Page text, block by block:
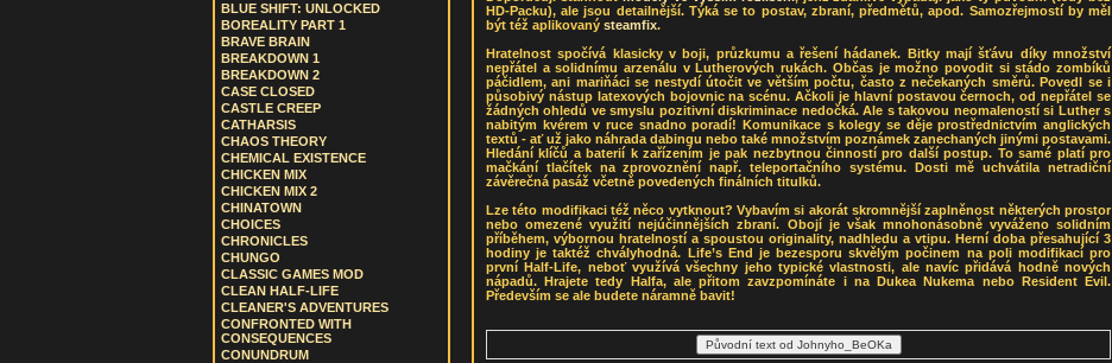
BLUE SHIFT: UNLOCKED
BOREALITY PART 1
BRAVE BRAIN
BREAKDOWN 1
BREAKDOWN 2
CASE CLOSED
CASTLE CREEP
CATHARSIS
CHAOS THEORY
CHEMICAL EXISTENCE
CHICKEN MIX
CHICKEN MIX 2
CHINATOWN
CHOICES
CHRONICLES
CHUNGO
CLASSIC GAMES MOD
CLEAN HALF-LIFE
CLEANER'S ADVENTURES
CONFRONTED WITH
CONSEQUENCES
CONUNDRUM
HD-Packu), ale jsou detailnější. Týká se to postav, zbraní, předmětů, apod. Samozřejmostí by měl
být též aplikovaný steamfix.
Hratelnost spočívá klasicky v boji, průzkumu a řešení hádanek. Bitky mají šťávu díky množství
nepřátel a solidnímu arzenálu v Lutherových rukách. Občas je možno povodit si stádo zombíků
páčidlem, ani mariňáci se nestydí útočit ve větším počtu, často z nečekaných směrů. Povedl se i
působivý nástup latexových bojovnic na scénu. Ačkoli je hlavní postavou černoch, od nepřátel se
žádných ohledů ve smyslu pozitivní diskriminace nedočká. Ale s takovou neomaleností si Luther s
nabitým kvérem v ruce snadno poradí! Komunikace s kolegy se děje prostřednictvím anglických
textů - ať už jako náhrada dabingu nebo také množstvím poznámek zanechaných jinými postavami.
Hledání klíčů a baterií k zařízením je pak nezbytnou činností pro další postup. To samé platí pro
mačkání tlačítek na zprovoznění např. teleportačního systému. Dosti mě uchvátila netradiční
závěrečná pasáž včetně povedených finálních titulků.
Lze této modifikaci též něco vytknout? Vybavím si akorát skromnější zaplněnost některých prostor
nebo omezené využití nejúčinnějších zbraní. Obojí je však mnohonásobně vyváženo solidním
příběhem, výbornou hratelností a spoustou originality, nadhledu a vtipu. Herní doba přesahující 3
hodiny je taktéž chvályhodná. Life’s End je bezesporu skvělým počinem na poli modifikací pro
první Half-Life, neboť využívá všechny jeho typické vlastnosti, ale navíc přidává hodně nových
nápadů. Hrajete tedy Halfa, ale přitom zavzpomínáte i na Dukea Nukema nebo Resident Evil.
Především se ale budete náramně bavit!